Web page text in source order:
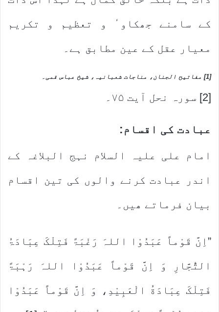
کے سامنے جھکاوٴ و تعظیم و تکریم
معیار عقل کے عین مطابق ہے۔
[1] مفاتیح الجنان، مناجات شعبانیہ، شیخ عباس قمی۔
[2] سورہ نحل آیت ۷۵۔
عبادت کی اقسام:
امام علی علیہ السلام نہج البلاغہ کے
اندر عبادت کرنے والوں کی تین اقسام
بیان فرماتے ھیں۔
”اِنَّ قَوْماً عَبَدُوْا اللہَ رَغْبَۃً فَتِلْکَ عِبَادَۃُ
التُّجَّارِ وَ اِنَّ قَوْماً عَبَدُوْا اللہَ رَہْبَۃً
فَتِلْکَ عِبَادَةُ الْعَبِیْدِ، وَ اِنَّ قَوْماً عَبَدُوْا